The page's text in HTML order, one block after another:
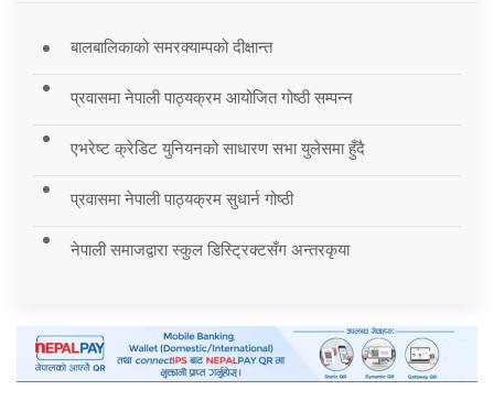
बालबालिकाको समरक्याम्पको दीक्षान्त
प्रवासमा नेपाली पाठ्यक्रम आयोजित गोष्ठी सम्पन्न
एभरेष्ट क्रेडिट युनियनको साधारण सभा युलेसमा हुँदै
प्रवासमा नेपाली पाठ्यक्रम सुधार्न गोष्ठी
नेपाली समाजद्वारा स्कुल डिस्ट्रिक्टसँग अन्तरकृया